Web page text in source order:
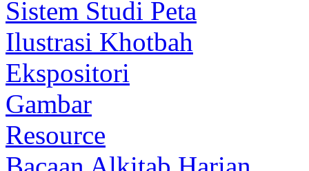
Sistem Studi Peta
Ilustrasi Khotbah
Ekspositori
Gambar
Resource